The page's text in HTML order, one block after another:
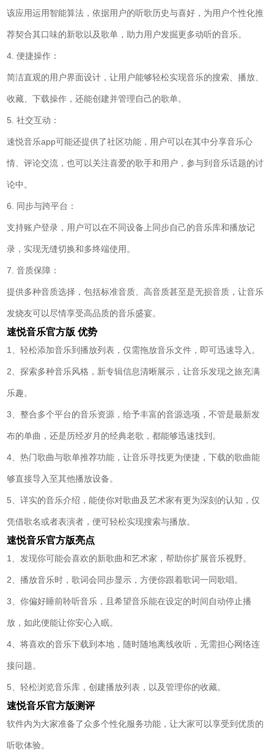
该应用运用智能算法，依据用户的听歌历史与喜好，为用户个性化推
荐契合其口味的新歌以及歌单，助力用户发掘更多动听的音乐。
4. 便捷操作：
简洁直观的用户界面设计，让用户能够轻松实现音乐的搜索、播放、
收藏、下载操作，还能创建并管理自己的歌单。
5. 社交互动：
速悦音乐app可能还提供了社区功能，用户可以在其中分享音乐心
情、评论交流，也可以关注喜爱的歌手和用户，参与到音乐话题的讨
论中。
6. 同步与跨平台：
支持账户登录，用户可以在不同设备上同步自己的音乐库和播放记
录，实现无缝切换和多终端使用。
7. 音质保障：
提供多种音质选择，包括标准音质、高音质甚至是无损音质，让音乐
发烧友可以尽情享受高品质的音乐盛宴。
速悦音乐官方版优势
1、轻松添加音乐到播放列表，仅需拖放音乐文件，即可迅速导入。
2、探索多种音乐风格，新专辑信息清晰展示，让音乐发现之旅充满
乐趣。
3、整合多个平台的音乐资源，给予丰富的音源选项，不管是最新发
布的单曲，还是历经岁月的经典老歌，都能够迅速找到。
4、热门歌曲与歌单推荐功能，让音乐寻找更为便捷，下载的歌曲能
够直接导入至其他播放设备。
5、详实的音乐介绍，能使你对歌曲及艺术家有更为深刻的认知，仅
凭借歌名或者表演者，便可轻松实现搜索与播放。
速悦音乐官方版亮点
1、发现你可能会喜欢的新歌曲和艺术家，帮助你扩展音乐视野。
2、播放音乐时，歌词会同步显示，方便你跟着歌词一同歌唱。
3、你偏好睡前聆听音乐，且希望音乐能在设定的时间自动停止播
放，如此便能让你安心入眠。
4、将喜欢的音乐下载到本地，随时随地离线收听，无需担心网络连
接问题。
5、轻松浏览音乐库，创建播放列表，以及管理你的收藏。
速悦音乐官方版测评
软件内为大家准备了众多个性化服务功能，让大家可以享受到优质的
听歌体验。